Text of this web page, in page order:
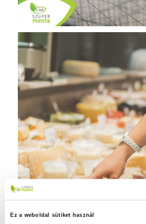
Ez a weboldal sütiket használ